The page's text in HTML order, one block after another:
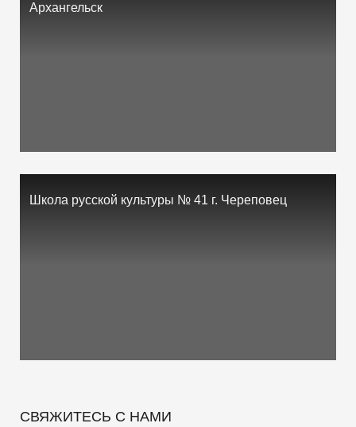
Архангельск
Школа русской культуры № 41 г. Череповец
СВЯЖИТЕСЬ С НАМИ